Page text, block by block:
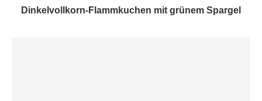
Dinkelvollkorn-Flammkuchen mit grünem Spargel